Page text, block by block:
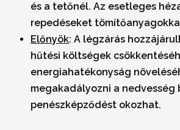
és a tetőnél. Az esetleges
repedéseket
Előnyök: A légzárás
hűtési költségek
energiahatékonyság
megakadályozni a nedvesség
penészképződést okozhat.